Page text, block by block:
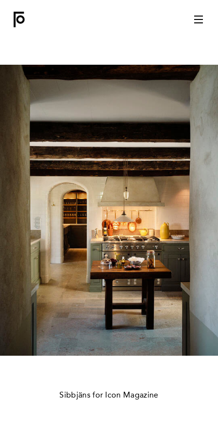
Sibbjäns for Icon Magazine